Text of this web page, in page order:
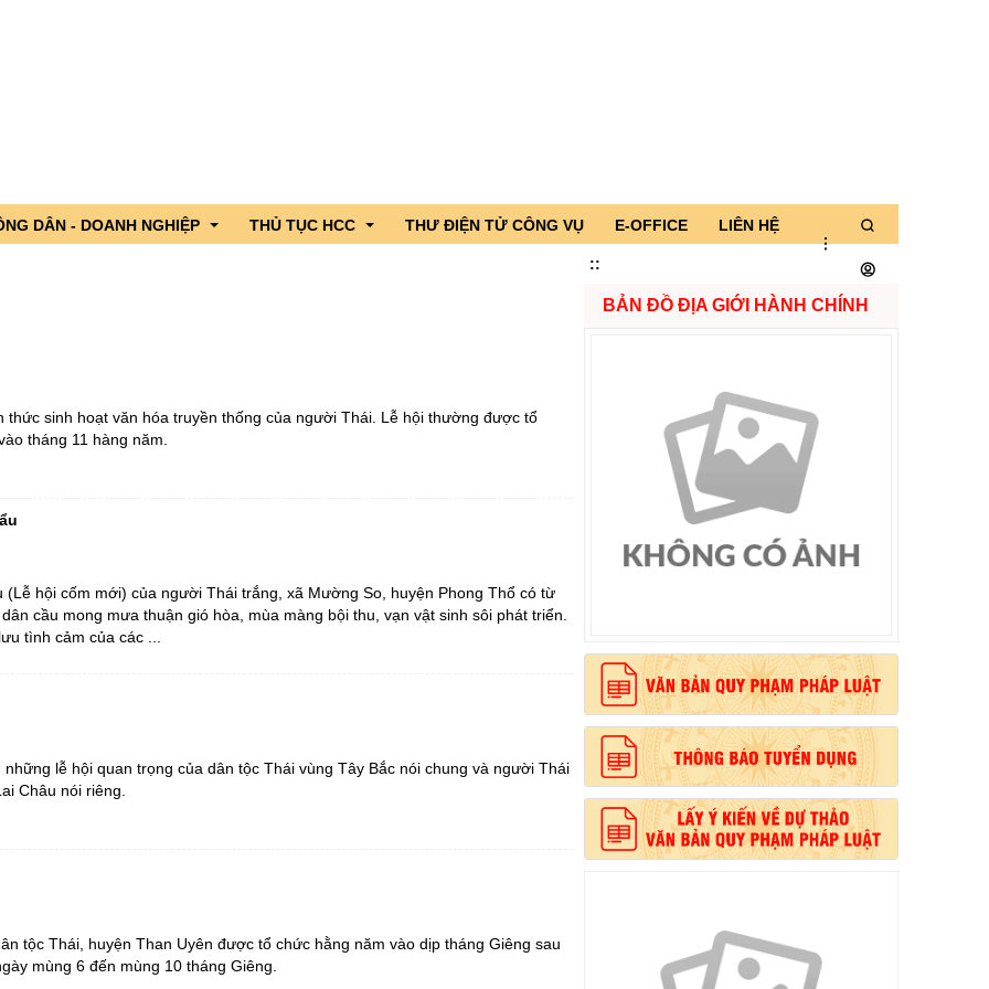
đạo
Quốc hội tỉnh
ứng cử đại biểu Quốc hội
trực tuyến “Tìm hiểu về học tập và làm theo tư tưởng, đạo đức, phong cách Hồ Chí Minh”
bộ máy của Hệ thống chính trị
Ngày Báo chí cách mạng Việt Nam (21/6/1925 - 21/6/2025)
thôn mới
Văn hóa ẩm thực
DÂN - DOANH NGHIỆP
sản phẩm OCOP tỉnh Lai Châu
THỦ TỤC HCC THƯ ĐIỆN TỬ CÔNG VỤ E-OFFICE LIÊN HỆ
::
thức sinh hoạt văn hóa truyền thống của người Thái. Lễ hội thường được tổ
tháng 11 hàng năm.
(Lễ hội cốm mới) của người Thái trắng, xã Mường So, huyện Phong Thổ có từ
cầu mong mưa thuận gió hòa, mùa màng bội thu, vạn vật sinh sôi phát triển.
tình cảm của các ...
lễ hội quan trọng của dân tộc Thái vùng Tây Bắc nói chung và người Thái
Châu nói riêng.
tộc Thái, huyện Than Uyên được tổ chức hằng năm vào dịp tháng Giêng sau
mùng 6 đến mùng 10 tháng Giêng.
BẢN ĐỒ ĐỊA GIỚI HÀNH CHÍNH